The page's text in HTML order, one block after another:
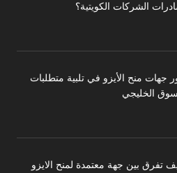
الشركات الكويتية؟
جهات منح الأيزو في تلبية متطلبات
الخليجي
تفرق بين جهة معتمدة لمنح الايزو